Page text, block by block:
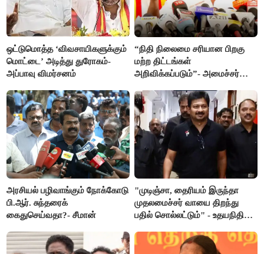
ஒட்டுமொத்த ‘விவசாயிகளுக்கும்
மொட்டை’ அடித்து துரோகம்-
அப்பாவு விமர்சனம்
“நிதி நிலைமை சரியான பிறகு
மற்ற திட்டங்கள்
அறிவிக்கப்படும்”- அமைச்சர்
அரசியல் பழிவாங்கும் நோக்கோடு
பி.ஆர். சுந்தரைக்
கைதுசெய்வதா?- சீமான்
"முடிஞ்சா, தைரியம் இருந்தா
முதலமைச்சர் வாயை திறந்து
பதில் சொல்லட்டும்" - உதயநிதி